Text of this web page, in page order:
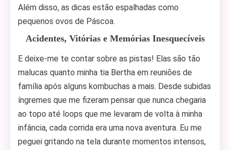
Além disso, as dicas estão espalhadas como
pequenos ovos de Páscoa.
Acidentes, Vitórias e Memórias Inesquecíveis
E deixe-me te contar sobre as pistas! Elas são tão
malucas quanto minha tia Bertha em reuniões de
família após alguns kombuchas a mais. Desde subidas
íngremes que me fizeram pensar que nunca chegaria
ao topo até loops que me levaram de volta à minha
infância, cada corrida era uma nova aventura. Eu me
peguei gritando na tela durante momentos intensos,